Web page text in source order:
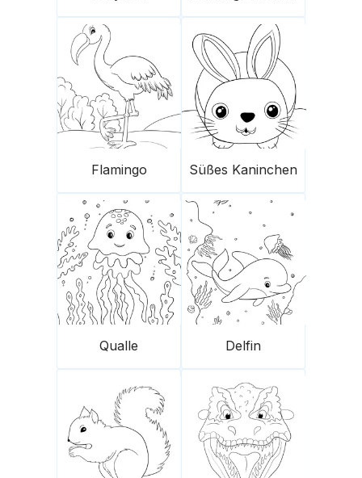
Flamingo Süßes Kaninchen
Qualle Delfin